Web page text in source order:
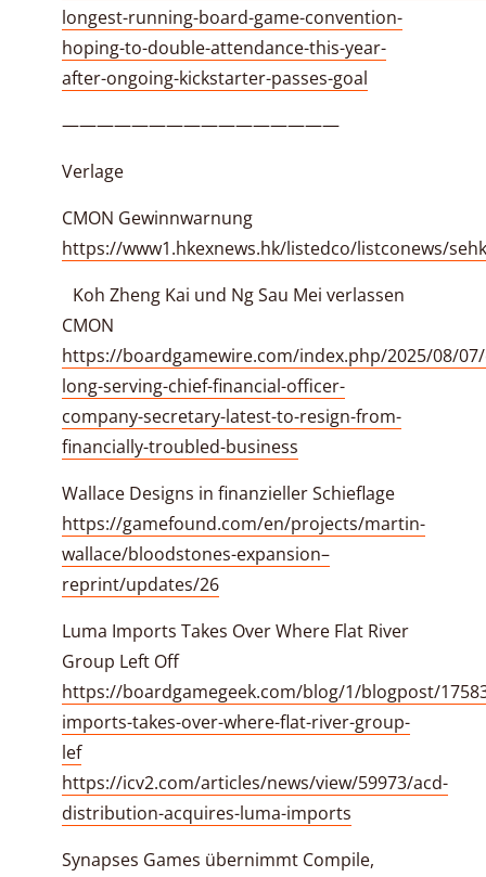
longest-running-board-game-convention-
hoping-to-double-attendance-this-year-
after-ongoing-kickstarter-passes-goal
————————————————
Verlage
CMON Gewinnwarnung
https://www1.hkexnews.hk/listedco/listconews/
Koh Zheng Kai und Ng Sau Mei verlassen
CMON
https://boardgamewire.com/index.php/2025/08/
long-serving-chief-financial-officer-
company-secretary-latest-to-resign-from-
financially-troubled-business
Wallace Designs in finanzieller Schieflage
https://gamefound.com/en/projects/martin-
wallace/bloodstones-expansion–
reprint/updates/26
Luma Imports Takes Over Where Flat River
Group Left Off
https://boardgamegeek.com/blog/1/blogpost/
imports-takes-over-where-flat-river-group-
lef
https://icv2.com/articles/news/view/59973/acd-
distribution-acquires-luma-imports
Synapses Games übernimmt Compile,